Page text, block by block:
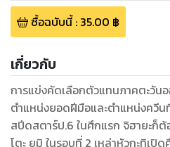
ซื้อฉบับนี้: 35.00 ฿
เกี่ยวกับ
การแข่งคัดเลือกตัวแทนภาคตะวัน
ตำแหน่งยอดฝีมือและตำแหน่งควี
สปีดสตาร์ป.6 ในศึกแรก จิฮายะก็
โตะ ยูมิ ในรอบที่ 2 เหล่าหัวกะทิเปิ